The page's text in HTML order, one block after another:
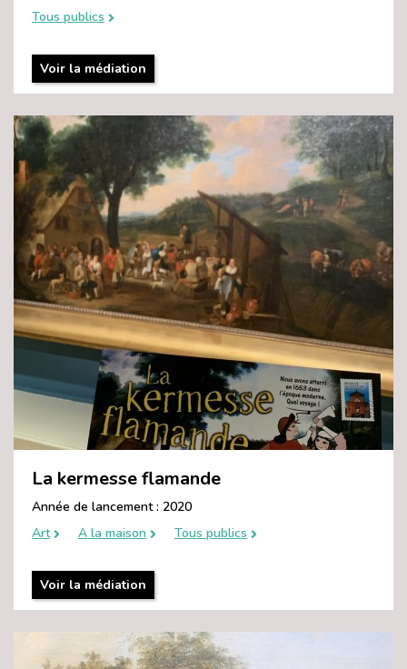
Tous publics
Voir la médiation
La kermesse flamande
Année de lancement : 2020
Art
A la maison Tous publics
Voir la médiation